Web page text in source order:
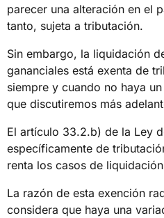
parecer una alteración en el
tanto, sujeta a tributación.
Sin embargo, la liquidación
gananciales está exenta de
siempre y cuando no haya
que discutiremos más
El artículo 33.2.b) de la Ley
específicamente de
renta los casos de
La razón de esta exención
considera que haya una